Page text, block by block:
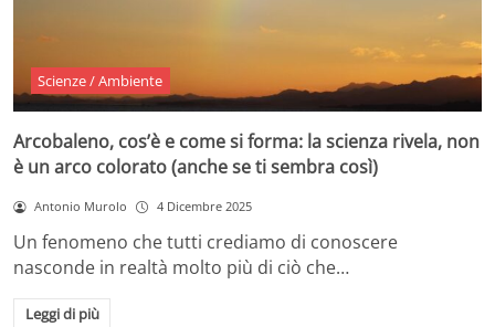
Scienze / Ambiente
Arcobaleno, cos’è e come si forma: la scienza rivela, non
è un arco colorato (anche se ti sembra così)
Antonio Murolo 4 Dicembre 2025
Un fenomeno che tutti crediamo di conoscere
nasconde in realtà molto più di ciò che…
Leggi di più